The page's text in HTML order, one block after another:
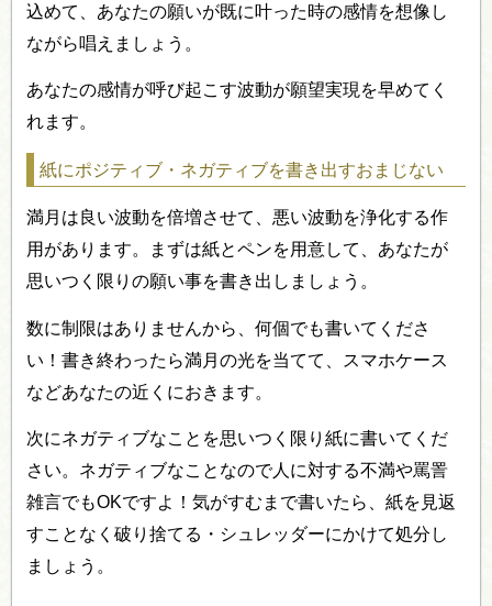
込めて、あなたの願いが既に叶った時の感情を想像し
ながら唱えましょう。
あなたの感情が呼び起こす波動が願望実現を早めてく
れます。
紙にポジティブ・ネガティブを書き出すおまじない
満月は良い波動を倍増させて、悪い波動を浄化する作
用があります。まずは紙とペンを用意して、あなたが
思いつく限りの願い事を書き出しましょう。
数に制限はありませんから、何個でも書いてくださ
い！書き終わったら満月の光を当てて、スマホケース
などあなたの近くにおきます。
次にネガティブなことを思いつく限り紙に書いてくだ
さい。ネガティブなことなので人に対する不満や罵詈
雑言でもOKですよ！気がすむまで書いたら、紙を見返
すことなく破り捨てる・シュレッダーにかけて処分し
ましょう。